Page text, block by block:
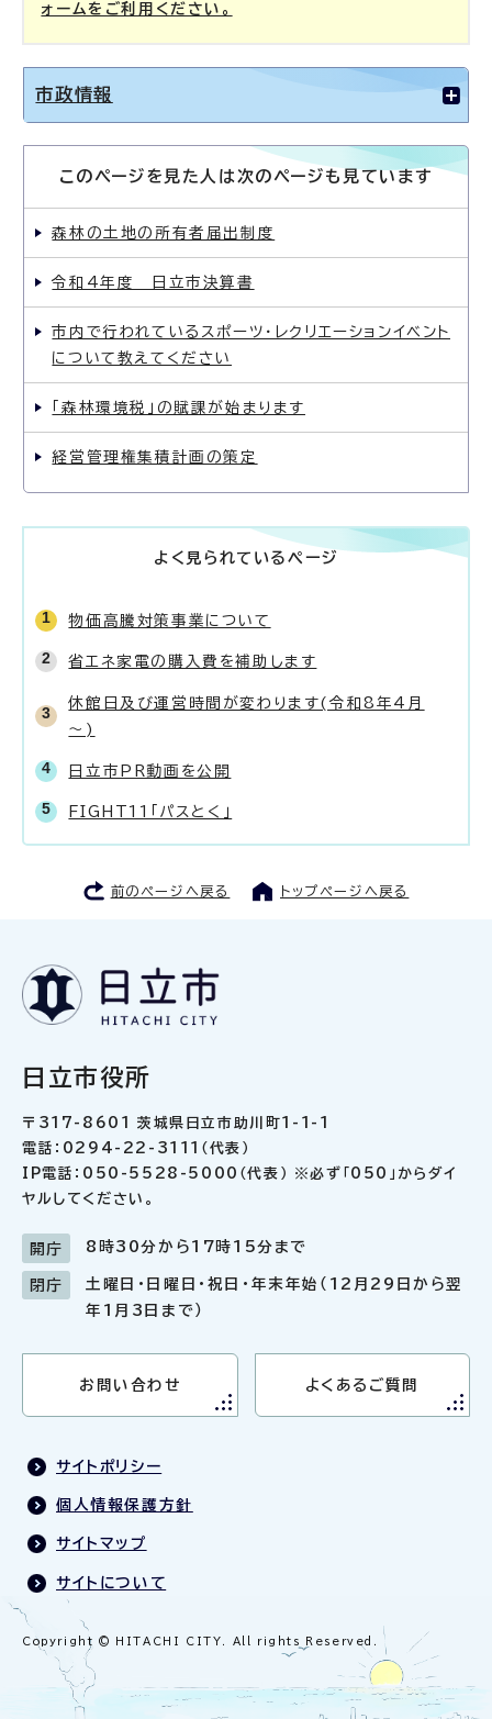
ォームをご利用ください。
市政情報
このページを見た人は次のページも見ています
森林の土地の所有者届出制度
令和4年度 日立市決算書
市内で行われているスポーツ・レクリエーションイベント
について教えてください
「森林環境税」の賦課が始まります
経営管理権集積計画の策定
よく見られているページ
物価高騰対策事業について
省エネ家電の購入費を補助します
休館日及び運営時間が変わります(令和8年4月
～)
日立市PR動画を公開
FIGHT11「パスとく」
前のページへ戻る トップページへ戻る
日立市役所
〒317-8601 茨城県日立市助川町1-1-1
電話：0294-22-3111（代表）
IP電話：050-5528-5000（代表） ※必ず「050」からダイ
ヤルしてください。
開庁 8時30分から17時15分まで
閉庁
土曜日・日曜日・祝日・年末年始（12月29日から翌
年1月3日まで）
お問い合わせ よくあるご質問
サイトポリシー
個人情報保護方針
サイトマップ
サイトについて
Copyright © HITACHI CITY. All rights Reserved.